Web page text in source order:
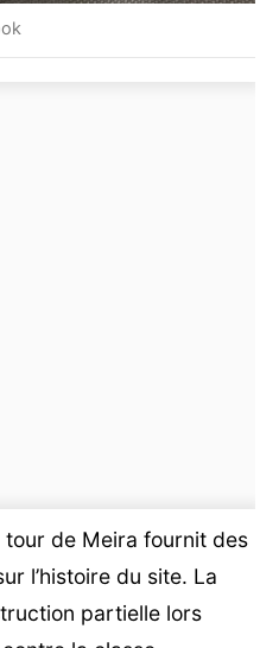
de Meira fournit des
l’histoire du site. La
partielle lors